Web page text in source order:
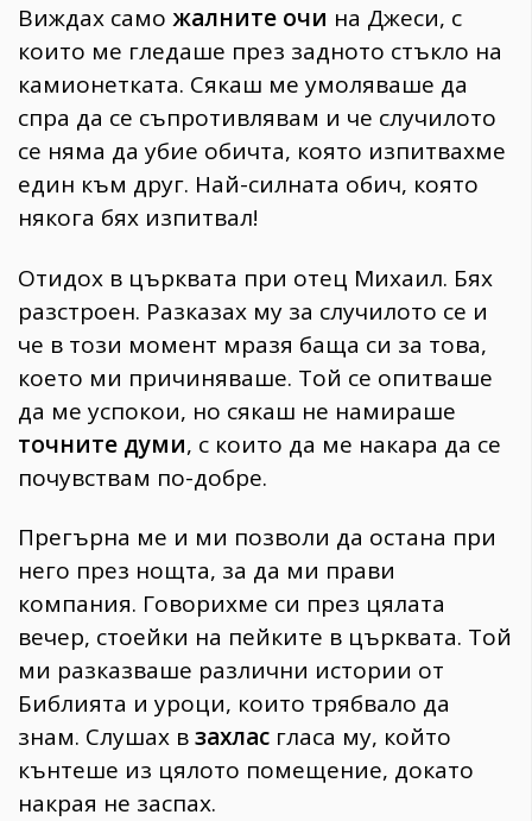
Виждах само жалните очи на Джеси, с
които ме гледаше през задното стъкло на
камионетката. Сякаш ме умоляваше да
спра да се съпротивлявам и че случилото
се няма да убие обичта, която изпитвахме
един към друг. Най-силната обич, която
някога бях изпитвал!
Отидох в църквата при отец Михаил. Бях
разстроен. Разказах му за случилото се и
че в този момент мразя баща си за това,
което ми причиняваше. Той се опитваше
да ме успокои, но сякаш не намираше
точните думи, с които да ме накара да се
почувствам по-добре.
Прегърна ме и ми позволи да остана при
него през нощта, за да ми прави
компания. Говорихме си през цялата
вечер, стоейки на пейките в църквата. Той
ми разказваше различни истории от
Библията и уроци, които трябвало да
знам. Слушах взахлас гласа му, който
кънтеше из цялото помещение, докато
накрая не заспах.